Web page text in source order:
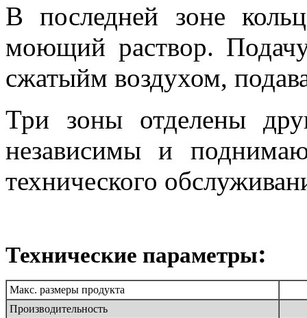
В последней зоне
моющий раствор.
сжатыйм воздухом,
Три зоны отделены
независимы и
технического
Технические парaметры:
Макс. размеры продукта
Производительность